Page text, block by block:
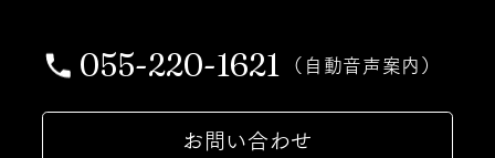
055-220-1621 （自動音声案内）
お問い合わせ